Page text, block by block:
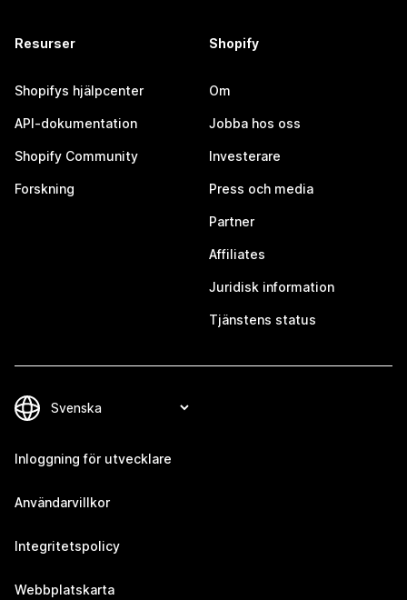
Resurser
Shopifys hjälpcenter
API-dokumentation
Shopify Community
Forskning
Shopify
Om
Jobba hos oss
Investerare
Press och media
Partner
Affiliates
Juridisk information
Tjänstens status
Inloggning för utvecklare
Användarvillkor
Integritetspolicy
Webbplatskarta